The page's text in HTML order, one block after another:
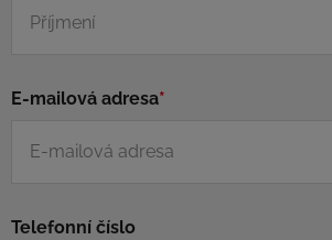
E-mailová adresa*
Telefonní číslo